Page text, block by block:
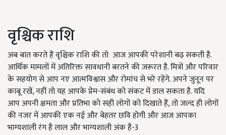
वृश्चिक राशि
अब बात करते हैं वृश्चिक राशि की तो आज आपकी परेशानी बढ़ सकती है.
आर्थिक मामलों में अतिरिक्त सावधानी बरतने की जरूरत है. मित्रों और परिवार
के सहयोग से आप नए आत्मविश्वास और रोमांच से भरे रहेंगे. अपने जुनून पर
काबू रखें, नहीं तो यह आपके प्रेम-संबंध को संकट में डाल सकता है. यदि
आप अपनी क्षमता और प्रतिभा को सही लोगों को दिखाते हैं, तो जल्द ही लोगों
की नजर में आपकी एक नई और बेहतर छवि होगी और आज आपका
भाग्यशाली रंग है लाल और भाग्यशाली अंक है-3